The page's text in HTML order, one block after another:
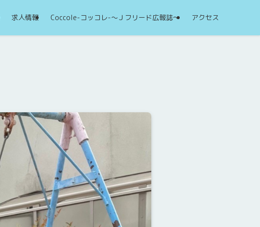
求人情報 Coccole-コッコレ-～Ｊフリード広報誌～ アクセス